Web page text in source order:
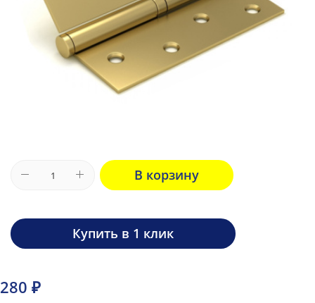
280 ₽
В корзину
Купить в 1 клик